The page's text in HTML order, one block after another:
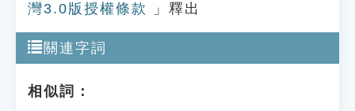
灣3.0版授權條款
」釋出
關連字詞
相似詞：